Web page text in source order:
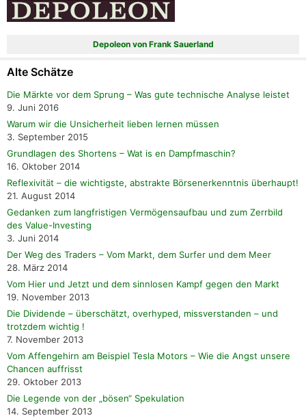
Depoleon von Frank Sauerland
Alte Schätze
Die Märkte vor dem Sprung – Was gute technische Analyse leistet
9. Juni 2016
Warum wir die Unsicherheit lieben lernen müssen
3. September 2015
Grundlagen des Shortens – Wat is en Dampfmaschin?
16. Oktober 2014
Reflexivität – die wichtigste, abstrakte Börsenerkenntnis überhaupt!
21. August 2014
Gedanken zum langfristigen Vermögensaufbau und zum Zerrbild
des Value-Investing
3. Juni 2014
Der Weg des Traders – Vom Markt, dem Surfer und dem Meer
28. März 2014
Vom Hier und Jetzt und dem sinnlosen Kampf gegen den Markt
19. November 2013
Die Dividende – überschätzt, overhyped, missverstanden – und
trotzdem wichtig !
7. November 2013
Vom Affengehirn am Beispiel Tesla Motors – Wie die Angst unsere
Chancen auffrisst
29. Oktober 2013
Die Legende von der „bösen“ Spekulation
14. September 2013